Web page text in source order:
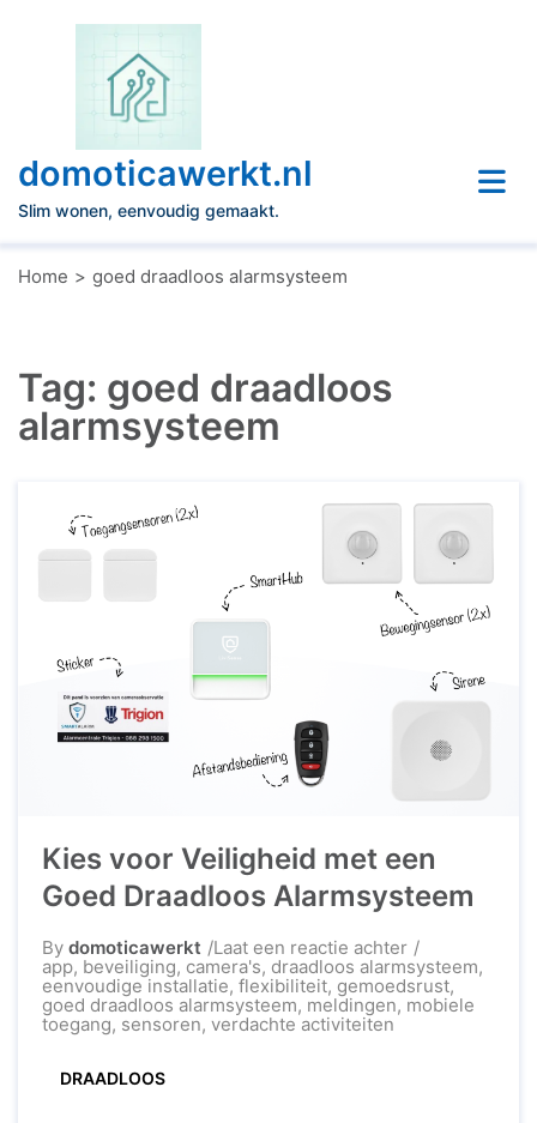
domoticawerkt.nl
Slim wonen, eenvoudig gemaakt.
Home goed draadloos alarmsysteem
Tag: goed draadloos
alarmsysteem
Kies voor Veiligheid met een
Goed Draadloos Alarmsysteem
By domoticawerkt Laat een reactie achterop
Kies
voor
Veiligheid
app, beveiliging, camera's, draadloos alarmsysteem,
eenvoudige installatie, flexibiliteit, gemoedsrust,
goed draadloos alarmsysteem, meldingen, mobiele
toegang, sensoren, verdachte activiteiten
DRAADLOOS